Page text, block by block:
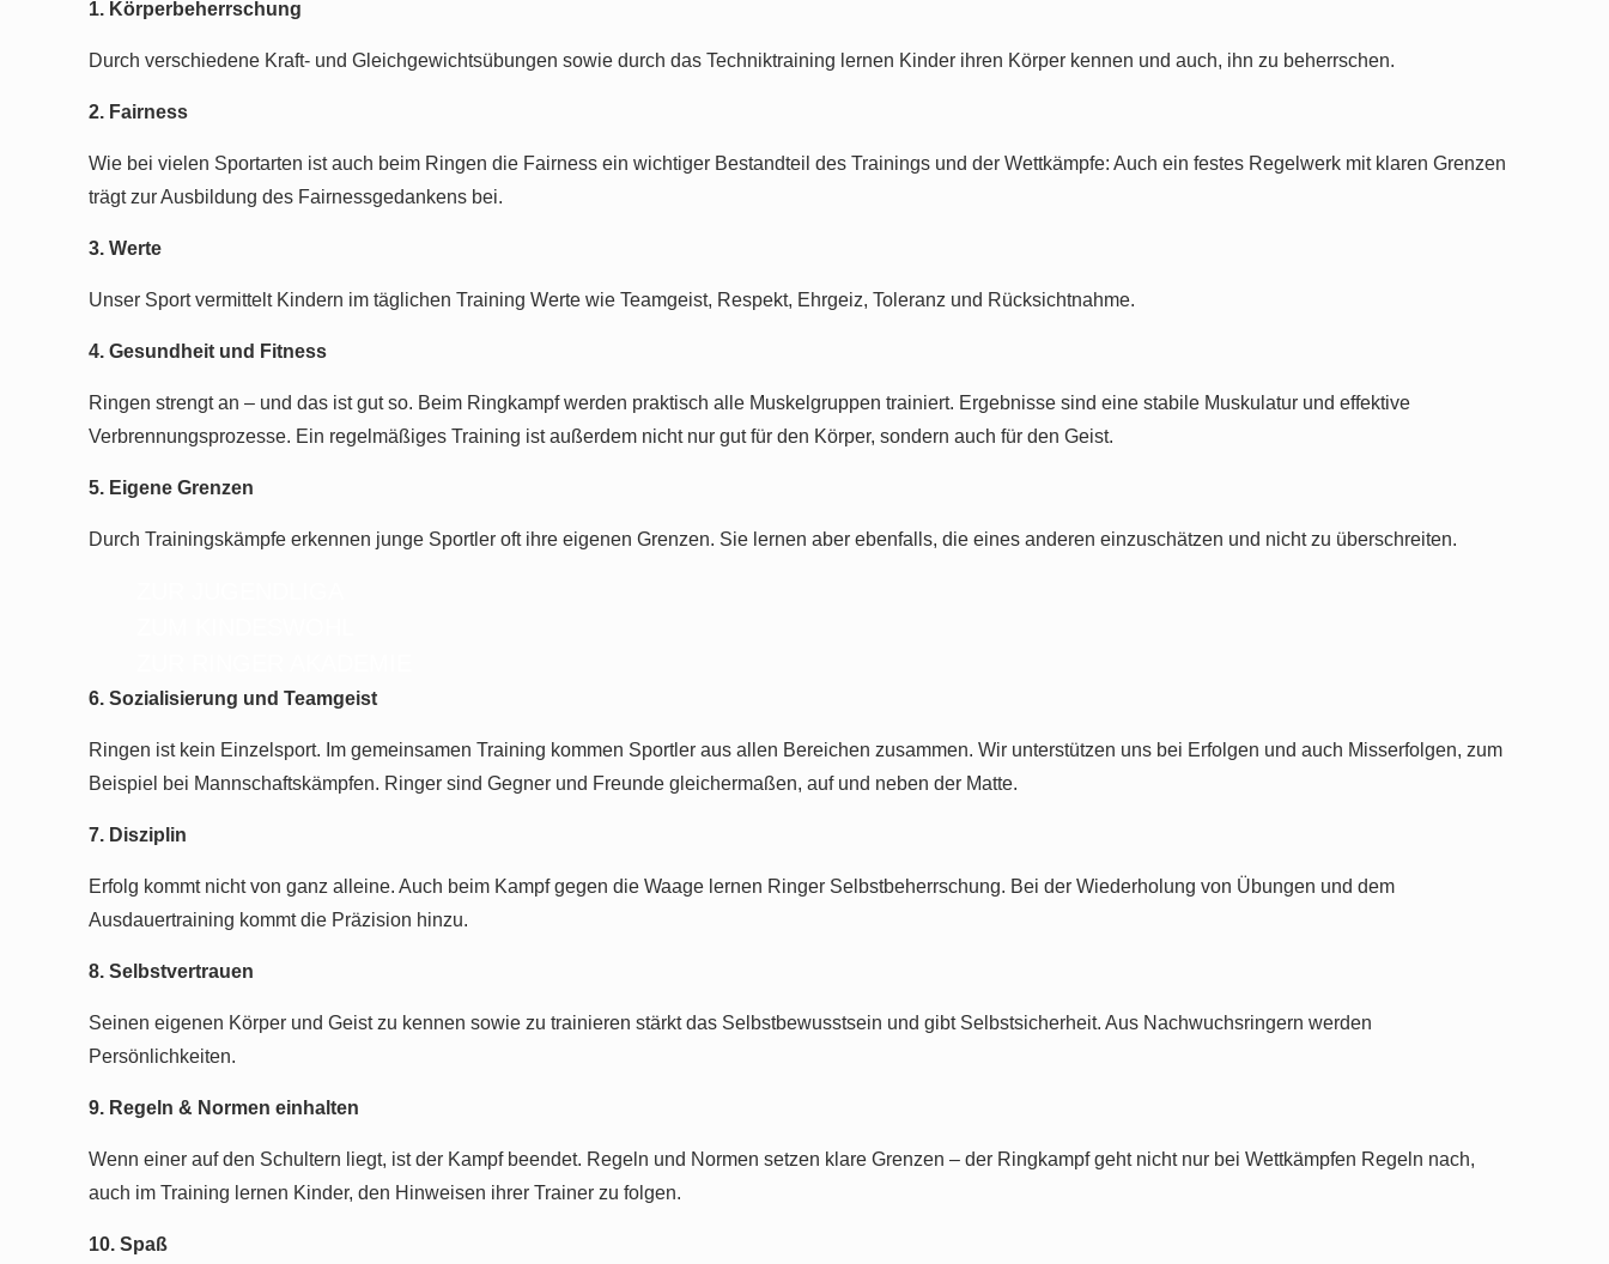
YouTube
entsperren
1. Körperbeherrschung
Durch verschiedene Kraft- und Gleichgewichtsübungen sowie durch das Techniktraining lernen Kinder ihren Körper kennen und auch, ihn zu beherrschen.
2. Fairness
Wie bei vielen Sportarten ist auch beim Ringen die Fairness ein wichtiger Bestandteil des Trainings und der Wettkämpfe: Auch ein festes Regelwerk mit klaren Grenzen
trägt zur Ausbildung des Fairnessgedankens bei.
3. Werte
Unser Sport vermittelt Kindern im täglichen Training Werte wie Teamgeist, Respekt, Ehrgeiz, Toleranz und Rücksichtnahme.
4. Gesundheit und Fitness
Ringen strengt an – und das ist gut so. Beim Ringkampf werden praktisch alle Muskelgruppen trainiert. Ergebnisse sind eine stabile Muskulatur und effektive
Verbrennungsprozesse. Ein regelmäßiges Training ist außerdem nicht nur gut für den Körper, sondern auch für den Geist.
5. Eigene Grenzen
Durch Trainingskämpfe erkennen junge Sportler oft ihre eigenen Grenzen. Sie lernen aber ebenfalls, die eines anderen einzuschätzen und nicht zu überschreiten.
6. Sozialisierung und Teamgeist
Ringen ist kein Einzelsport. Im gemeinsamen Training kommen Sportler aus allen Bereichen zusammen. Wir unterstützen uns bei Erfolgen und auch Misserfolgen, zum
Beispiel bei Mannschaftskämpfen. Ringer sind Gegner und Freunde gleichermaßen, auf und neben der Matte.
7. Disziplin
Erfolg kommt nicht von ganz alleine. Auch beim Kampf gegen die Waage lernen Ringer Selbstbeherrschung. Bei der Wiederholung von Übungen und dem
Ausdauertraining kommt die Präzision hinzu.
8. Selbstvertrauen
Seinen eigenen Körper und Geist zu kennen sowie zu trainieren stärkt das Selbstbewusstsein und gibt Selbstsicherheit. Aus Nachwuchsringern werden
Persönlichkeiten.
9. Regeln & Normen einhalten
Wenn einer auf den Schultern liegt, ist der Kampf beendet. Regeln und Normen setzen klare Grenzen – der Ringkampf geht nicht nur bei Wettkämpfen Regeln nach,
auch im Training lernen Kinder, den Hinweisen ihrer Trainer zu folgen.
10. Spaß